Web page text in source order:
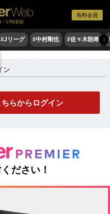
有料会員
・17時更新
#Jリーグ #中村剛也 #佐々木朗希 〉
ン
らからログイン
ださい！